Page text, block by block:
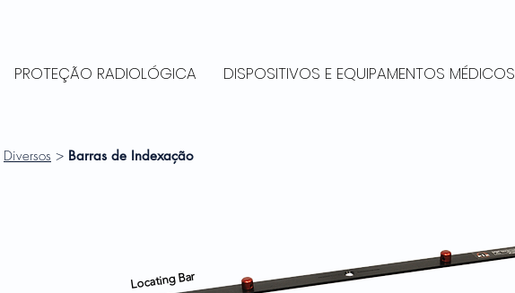
PROTEÇÃO RADIOLÓGICA DISPOSITIVOS E EQUIPAMENTOS MÉDICOS
Diversos > Barras de Indexação
Locating Bar